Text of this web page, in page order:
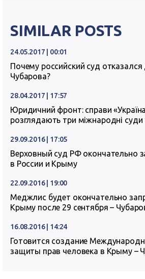
SIMILAR POSTS
24.05.2017 | 00:01
Почему российский суд
Чубарова?
28.04.2017 | 17:57
Юридичний фронт: справи «Україна
розглядають три міжнародні
29.09.2016 | 17:05
Верховный суд РФ окончательно
в России и Крыму
22.09.2016 | 19:00
Меджлис будет окончательно
Крыму после 29 сентября –
16.08.2016 | 14:24
Готовится создание
защиты прав человека в Крыму –